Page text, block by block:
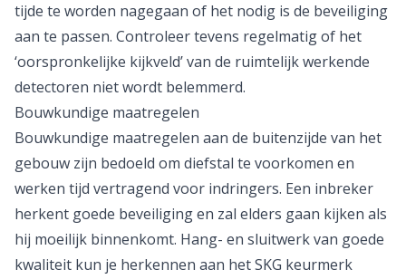
tijde te worden nagegaan of het nodig is de beveiliging
aan te passen. Controleer tevens regelmatig of het
‘oorspronkelijke kijkveld’ van de ruimtelijk werkende
detectoren niet wordt belemmerd.
Bouwkundige maatregelen
Bouwkundige maatregelen aan de buitenzijde van het
gebouw zijn bedoeld om diefstal te voorkomen en
werken tijd vertragend voor indringers. Een inbreker
herkent goede beveiliging en zal elders gaan kijken als
hij moeilijk binnenkomt. Hang- en sluitwerk van goede
kwaliteit kun je herkennen aan het SKG keurmerk